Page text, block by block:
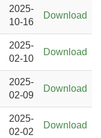
2025-
10-16
Download
2025-
02-10
Download
2025-
02-09
Download
2025-
02-02
Download